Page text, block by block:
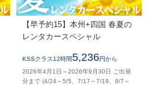
【早予約15】本州+四国 春夏の
レンタカースペシャル
KSSクラス12時間5,236円から
2026年4月1日～2026年9月30日 ご出発
分まで (4/24～5/5、7/17～7/19、8/7～